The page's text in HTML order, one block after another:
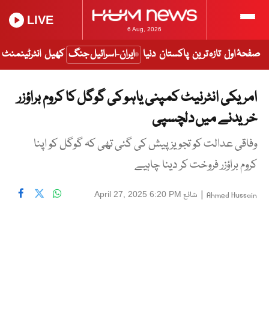
6 Aug, 2026
LIVE
صفحۂ اول تازہ ترین پاکستان دنیا ایران-اسرائیل جنگ کھیل انٹرٹینمنٹ
امریکی انٹرنیٹ کمپنی یاہو کی گوگل کا کروم براؤزر
خریدنے میں دلچسپی
وفاقی عدالت کو تجویز پیش کی گئی تھی کہ گوگل کو اپنا
کروم براؤزر فروخت کر دینا چاہیے
Ahmed Hussain
| شائع April 27, 2025 6:20 PM